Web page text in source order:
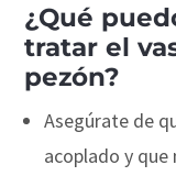
¿Qué
tratar el
pezón?
Asegúrate de
acoplado y